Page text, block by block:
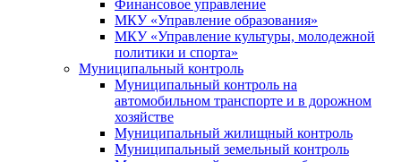
Финансовое управление
МКУ «Управление образования»
МКУ «Управление культуры, молодежной
политики и спорта»
Муниципальный контроль
Муниципальный контроль на
автомобильном транспорте и в дорожном
хозяйстве
Муниципальный жилищный контроль
Муниципальный земельный контроль